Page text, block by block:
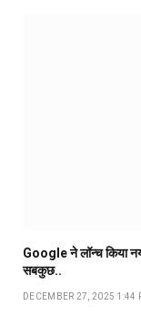
Google ने लॉन्च किया
सबकुछ..
DECEMBER 27, 2025 1:44